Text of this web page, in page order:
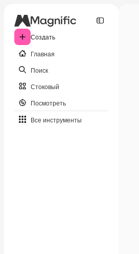
Создать
Главная
Поиск
Стоковый
Посмотреть
Все инструменты